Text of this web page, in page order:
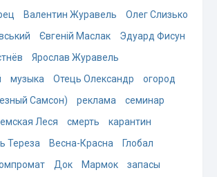
Валентин Журавель
Олег Слизько
Євгеній Маслак
Эдуард Фисун
Ярослав Журавель
музыка Отець Олександр
огород
Самсон)
реклама
семинар
Леся
смерть
карантин
Тереза Весна-Красна
Глобал
Док Мармок
запасы